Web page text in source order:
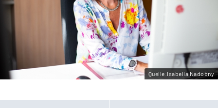
Gebärdensprache
Leichte Sprache
Quelle:Isabella Nadobny